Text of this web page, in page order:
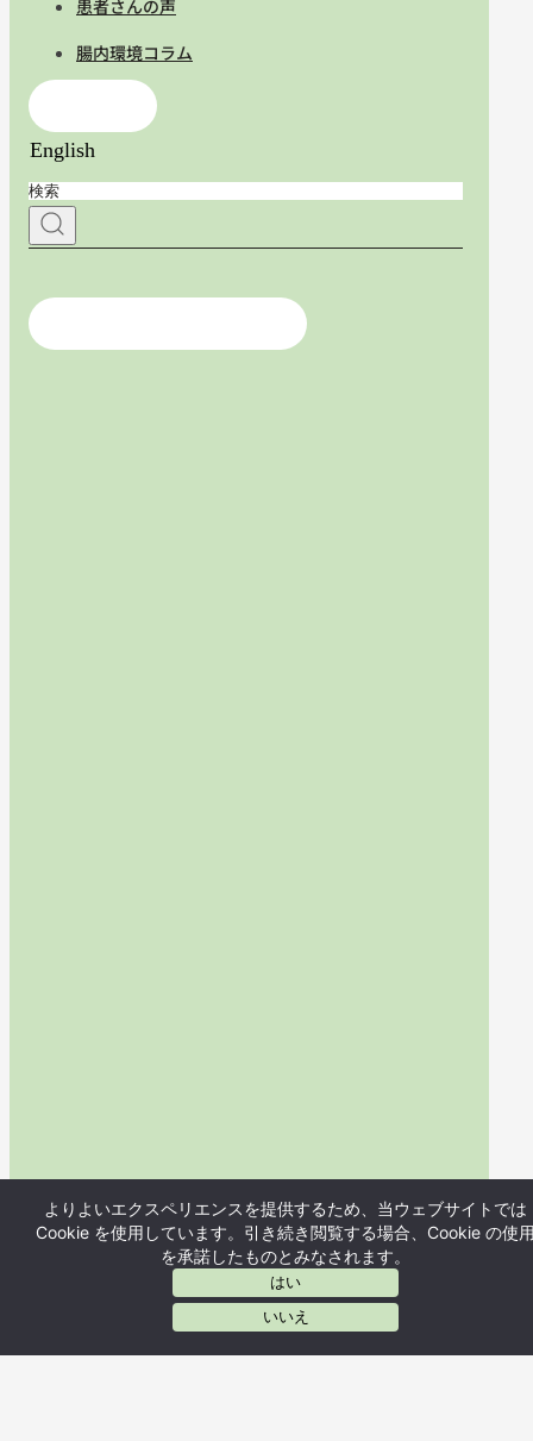
患者さんの声
腸内環境コラム
English
よりよいエクスペリエンスを提供するため、当ウェブサイトでは
Cookie を使用しています。引き続き閲覧する場合、Cookie の使
を承諾したものとみなされます。
はい
いいえ